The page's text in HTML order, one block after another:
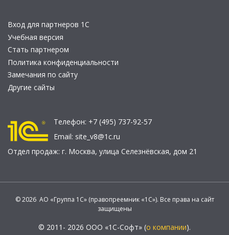
Вход для партнеров 1С
Учебная версия
Стать партнером
Политика конфиденциальности
Замечания по сайту
Другие сайты
Телефон: +7 (495) 737-92-57
Email: site_v8@1c.ru
Отдел продаж: г. Москва, улица Селезнёвская, дом 21
© 2026 АО «Группа 1С» (правопреемник «1С»). Все права на сайт
защищены
© 2011- 2026 ООО «1С-Софт» (о компании).